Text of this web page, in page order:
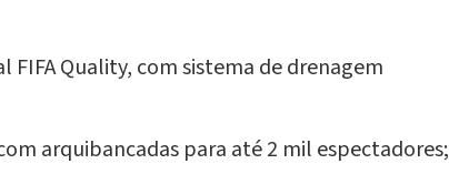
FIFA Quality, com sistema de drenagem
arquibancadas para até 2 mil espectadores;